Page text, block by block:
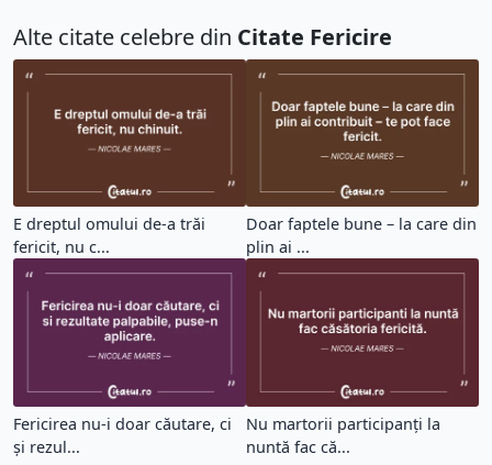
Alte citate celebre din Citate Fericire
E dreptul omului de-a trăi
fericit, nu c...
Doar faptele bune – la care din
plin ai ...
Fericirea nu-i doar căutare, ci
și rezul...
Nu martorii participanți la
nuntă fac că...